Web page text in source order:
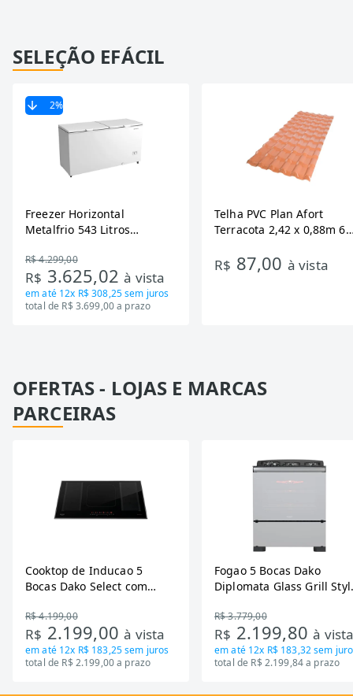
SELEÇÃO EFÁCIL
2%
Freezer Horizontal
Metalfrio 543 Litros
Tecnologia Inverter, Branco,
Bivolt
R$ 4.299,00
R$ 3.625,02à vista
em até 12x R$ 308,25sem juros
total de R$ 3.699,00 a prazo
Telha PVC Plan Afort
Terracota 2,42 x 0,88m 6
R$ 87,00 à vista
OFERTAS - LOJAS E MARCAS
PARCEIRAS
Cooktop de Inducao 5
Bocas Dako Select com
R$ 4.199,00
R$ 2.199,00à vista
em até 12x R$ 183,25sem juros
total de R$ 2.199,00 a prazo
Fogao 5 Bocas Dako
Diplomata Glass Grill
R$ 3.779,00
R$ 2.199,80à
em até 12x R$ 183,32sem
total de R$ 2.199,84 a prazo